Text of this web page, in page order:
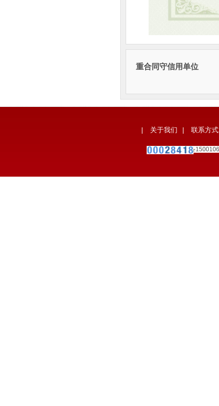
重合同守信用单位
| 关于我们 | 联系方式
备案号：宁ICP备